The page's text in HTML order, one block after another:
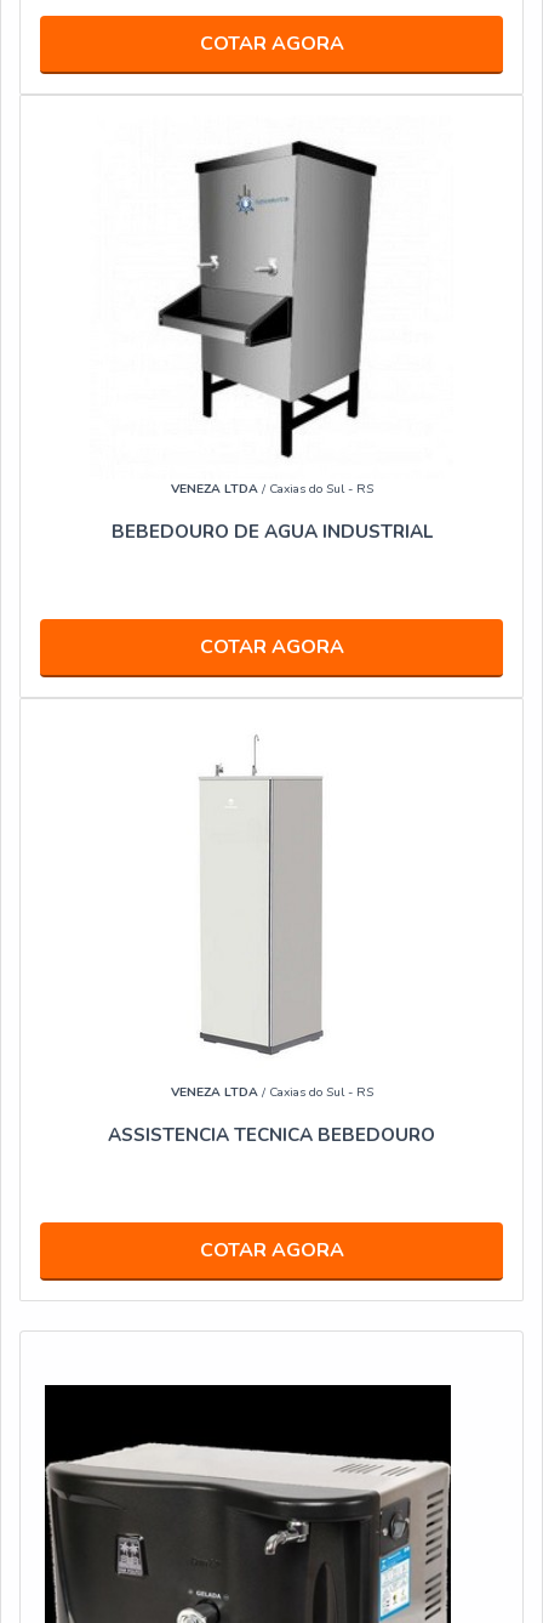
COTAR AGORA
VENEZA LTDA/ Caxias do Sul - RS
BEBEDOURO DE AGUA INDUSTRIAL
COTAR AGORA
VENEZA LTDA/ Caxias do Sul - RS
ASSISTENCIA TECNICA BEBEDOURO
COTAR AGORA